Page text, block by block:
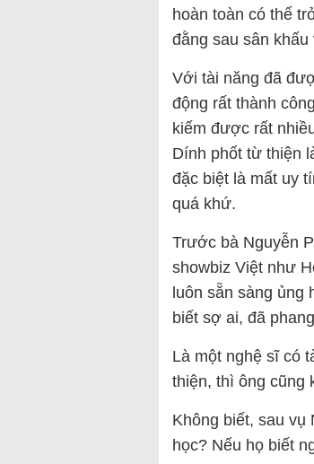
hoàn toàn có thể
đằng sau sân
Với tài năng đã
động rất thành
kiếm được rất
Dính phốt từ thiện
đặc biệt là mất uy
quá khứ.
Trước bà Nguyễn
showbiz Việt như
luôn sẵn sàng
biết sợ ai, đã
Là một nghệ sĩ có
thiện, thì ông cũng
Không biết, sau vụ
học? Nếu họ biết